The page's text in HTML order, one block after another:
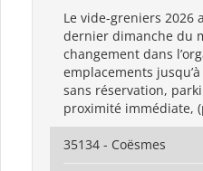
Le vide-greniers 2026
dernier dimanche du
changement dans
emplacements
sans réservation,
proximité immédiate,
35134 - Coësmes